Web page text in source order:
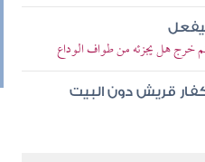
خرج هل يجزئه من طواف الوداع
قريش دون البيت